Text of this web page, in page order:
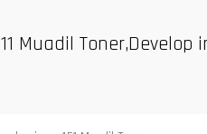
Muadil Toner,Develop